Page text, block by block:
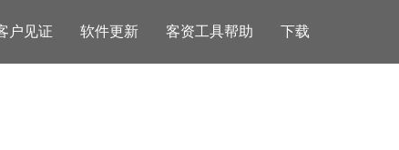
户见证 软件更新 客资工具帮助 下载